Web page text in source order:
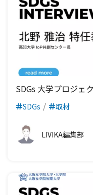
SDGs 大学プロジェ
SDGs 取材
LIVIKA編集部